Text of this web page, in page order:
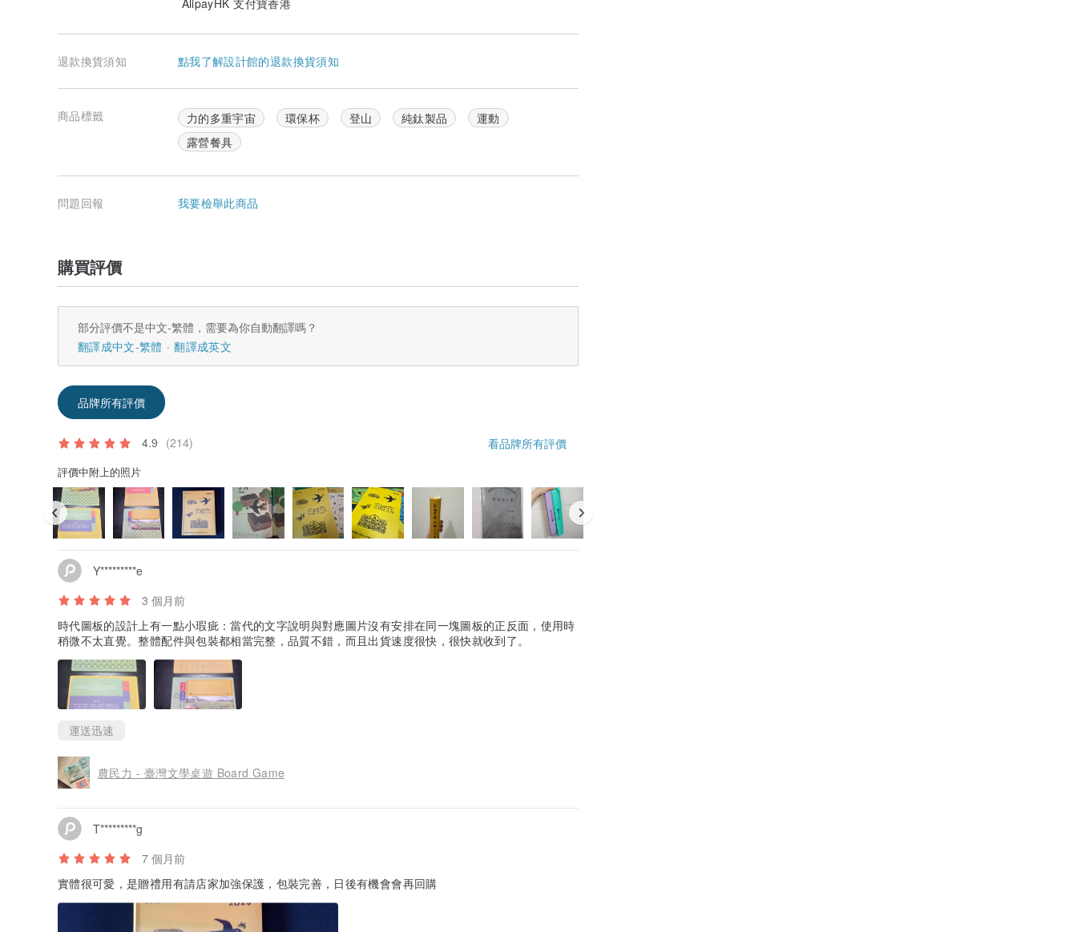
退款換貨須知 點我了解設計館的退款換貨須知
商品標籤 力的多重宇宙 環保杯 登山 純鈦製品
運動
露營餐具
問題回報 我要檢舉此商品
購買評價
部分評價不是中文-繁體，需要為你自動翻譯嗎？
翻譯成中文-繁體
翻譯成英文
品牌所有評價
4.9 (214) 看品牌所有評價
評價中附上的照片
Y*********e
3 個月前
時代圖板的設計上有一點小瑕疵：當代的文字說明與對應圖片沒有安排在同一塊圖板的正反面，使用時
稍微不太直覺。整體配件與包裝都相當完整，品質不錯，而且出貨速度很快，很快就收到了。
運送迅速
農民力 - 臺灣文學桌遊 Board Game
T*********g
7 個月前
實體很可愛，是贈禮用有請店家加強保護，包裝完善，日後有機會會再回購